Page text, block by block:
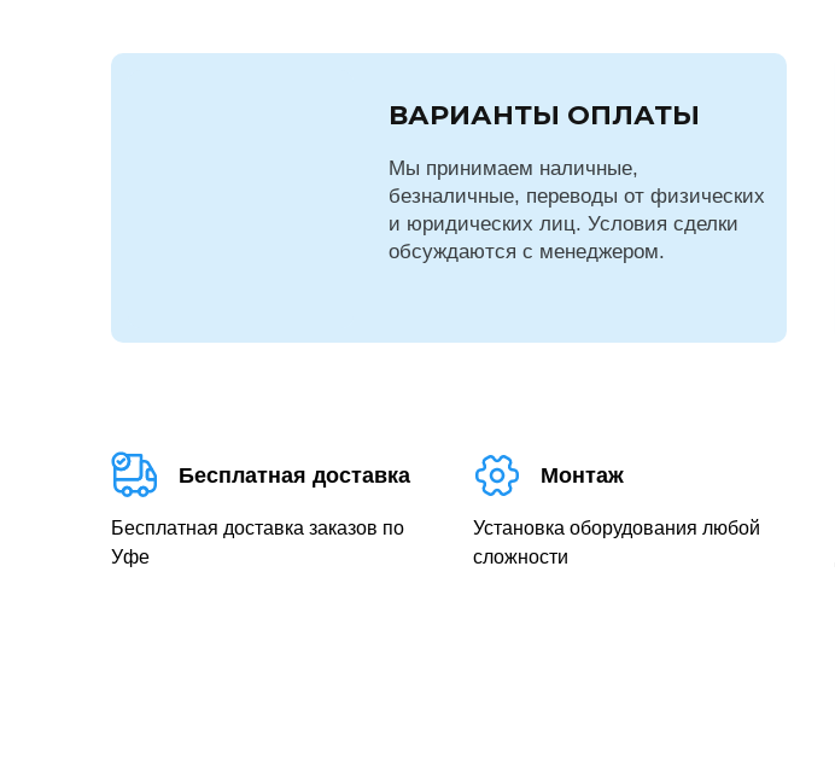
Мы принимаем наличные,
безналичные, переводы от физических
и юридических лиц. Условия сделки
обсуждаются с менеджером.
ВАРИАНТЫ ОПЛАТЫ
Бесплатная доставка
Бесплатная доставка заказов по
Уфе
Монтаж
Установка оборудования любой
сложности